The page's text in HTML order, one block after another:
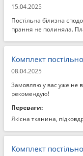
15.04.2025
Постільна білизна
прання не полиняла.
Комплект
08.04.2025
Замовляю у вас уже не
рекомендую!
Переваги:
Якісна тканина,
Комплект